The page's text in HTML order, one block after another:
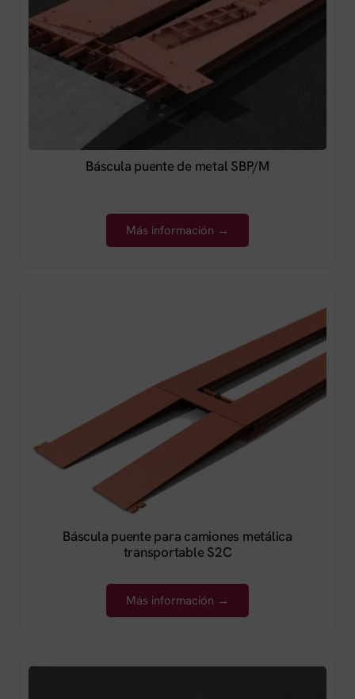
Báscula puente de metal SBP/M
Más información →
Báscula puente para camiones metálica
transportable S2C
Más información →